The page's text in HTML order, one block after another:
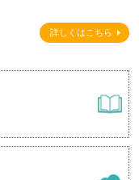
詳しくはこちら